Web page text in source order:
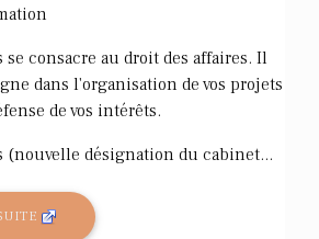
se consacre au droit des affaires. Il
dans l'organisation de vos projets
de vos intérêts.
(nouvelle désignation du cabinet...